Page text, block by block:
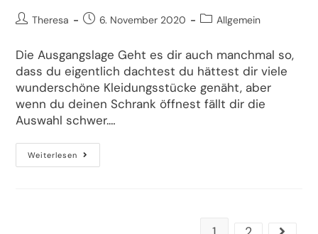
Theresa 6. November 2020 Allgemein
Die Ausgangslage Geht es dir auch manchmal so,
dass du eigentlich dachtest du hättest dir viele
wunderschöne Kleidungsstücke genäht, aber
wenn du deinen Schrank öffnest fällt dir die
Auswahl schwer.…
Weiterlesen